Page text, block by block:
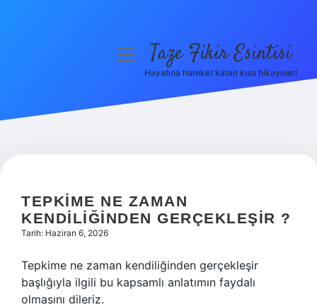
Hakkımızda
menüyüTaze Fikir Esintisi
Hayatına hareket katan kısa hikayeler!
TEPKIME NE ZAMAN
KENDILIĞINDEN GERÇEKLEŞIR ?
Tarih: Haziran 6, 2026
Tepkime ne zaman kendiliğinden gerçekleşir
başlığıyla ilgili bu kapsamlı anlatımın faydalı
olmasını dileriz.